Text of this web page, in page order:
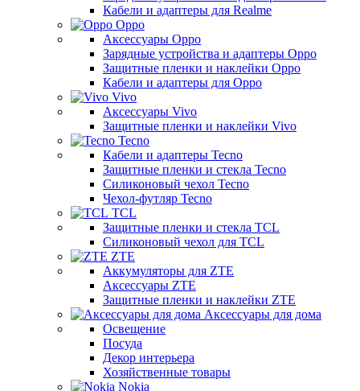
Кабели и адаптеры для Realme
Oppo
Аксессуары Oppo
Зарядные устройства и адаптеры Oppo
Защитные пленки и наклейки Oppo
Кабели и адаптеры для Oppo
Vivo
Аксессуары Vivo
Защитные пленки и наклейки Vivo
Tecno
Кабели и адаптеры Tecno
Защитные пленки и стекла Tecno
Силиконовый чехол Tecno
Чехол-футляр Tecno
TCL
Защитные пленки и стекла TCL
Силиконовый чехол для TCL
ZTE
Аккумуляторы для ZTE
Аксессуары ZTE
Защитные пленки и наклейки ZTE
Аксессуары для дома
Освещение
Посуда
Декор интерьера
Хозяйственные товары
Nokia